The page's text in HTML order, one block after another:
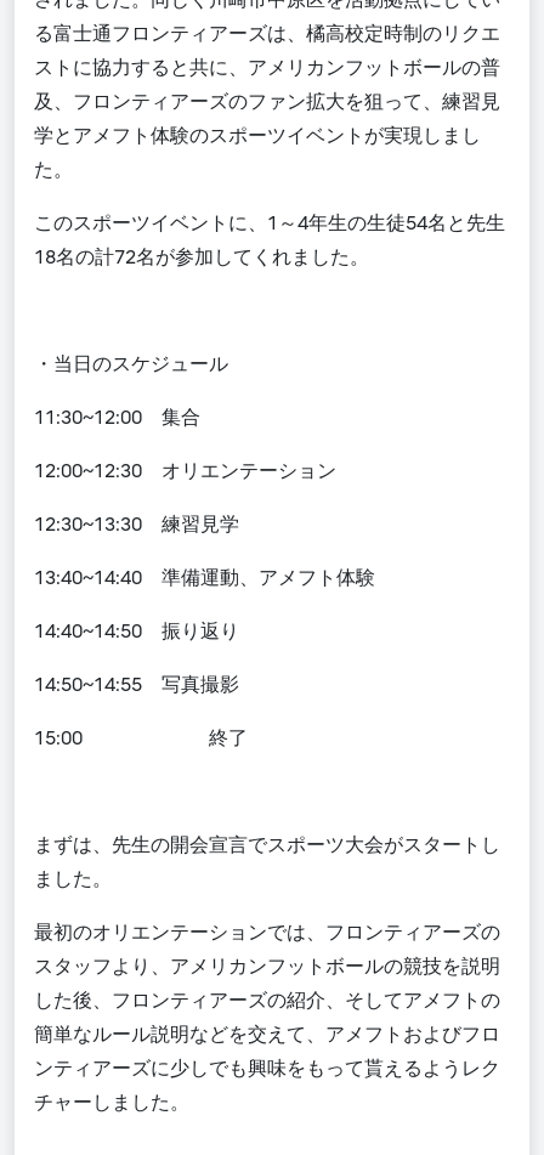
る富士通フロンティアーズは、橘高校定時制のリクエ
ストに協力すると共に、アメリカンフットボールの普
及、フロンティアーズのファン拡大を狙って、練習見
学とアメフト体験のスポーツイベントが実現しまし
た。
このスポーツイベントに、 1～4年生の生徒54名と先生
18名の計72名が参加してくれました。
・当日のスケジュール
11:30~12:00 集合
12:00~12:30 オリエンテーション
12:30~13:30 練習見学
13:40~14:40 準備運動、アメフト体験
14:40~14:50 振り返り
14:50~14:55 写真撮影
15:00 終了
まずは、先生の開会宣言でスポーツ大会がスタートし
ました。
最初のオリエンテーションでは、フロンティアーズの
スタッフより、アメリカンフットボールの競技を説明
した後、フロンティアーズの紹介、そしてアメフトの
簡単なルール説明などを交えて、アメフトおよびフロ
ンティアーズに少しでも興味をもって貰えるようレク
チャーしました。